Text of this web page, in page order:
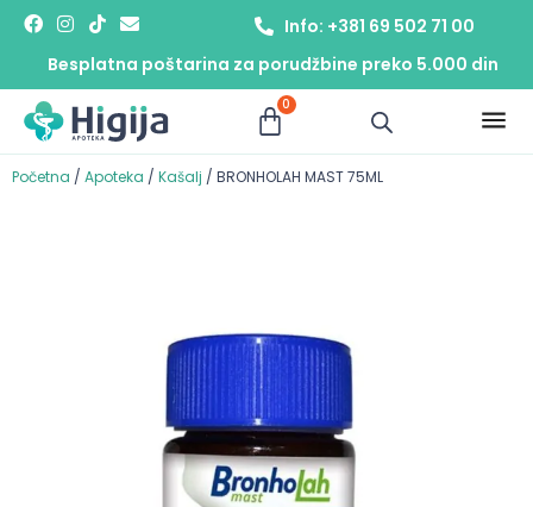
Besplatna poštarina za porudžbine preko 5.000 din
Info: +381 69 502 71 00
0
Početna / Apoteka / Kašalj / BRONHOLAH MAST 75ML